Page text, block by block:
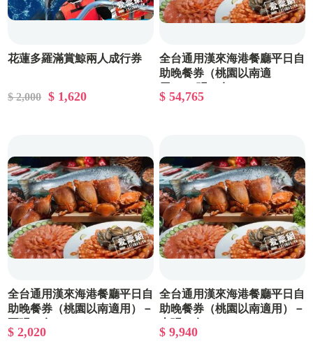
花蓮多羅滿賞鯨兩人成行券
$ 2,000 $ 1,620
全台通用漢來海港餐廳平日自
助晚餐券（桃園以南適
$ 54,765
全台通用漢來海港餐廳平日自
助晚餐券（桃園以南適用）－
$ 2,020
全台通用漢來海港餐廳平日自
助晚餐券（桃園以南適用）－
$ 9,940